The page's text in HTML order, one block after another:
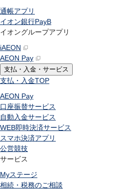
通帳アプリ
イオン銀行PayB
イオングループアプリ
iAEON
AEON Pay
支払・入金・サービス
支払・入金TOP
AEON Pay
口座振替サービス
自動入金サービス
WEB即時決済サービス
スマホ決済アプリ
公営競技
サービス
Myステージ
相続・税務のご相談